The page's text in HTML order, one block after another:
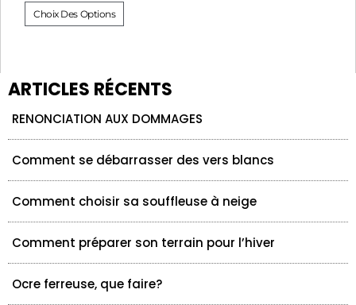
Choix Des Options
ARTICLES RÉCENTS
RENONCIATION AUX DOMMAGES
Comment se débarrasser des vers blancs
Comment choisir sa souffleuse à neige
Comment préparer son terrain pour l’hiver
Ocre ferreuse, que faire?